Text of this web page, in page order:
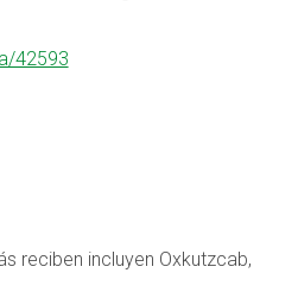
42593
reciben incluyen Oxkutzcab,